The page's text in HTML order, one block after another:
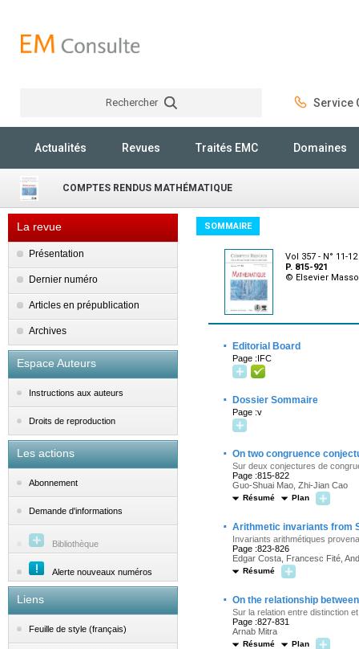
Rechercher Service
Actualités Revues Traités EMC Domaines
COMPTES RENDUS MATHÉMATIQUE
La revue
Présentation
Dernier numéro
Articles en prépublication
Archives
Espace Auteurs
Instructions aux auteurs
Droits de reproduction
Les actions
Abonnement
Demande d'informations
Bibliothèque
Alerte nouveaux numéros
Liens
Feuille de style (français)
SOMMAIRE
Vol 357 - N° 11-
P. 815-921
© Elsevier
· Editorial Board
Page :IFC
· Dossier Sommaire
Page :v
· On two congruence
Sur deux conjectures de
Page :815-822
Guo-Shuai Mao, Zhi-Jian Cao
Résumé Plan
· Arithmetic invariants from
Invariants arithmétiques
Page :823-826
Edgar Costa, Francesc Fité,
Résumé
· On the relationship
Sur la relation entre distinction
Page :827-831
Arnab Mitra
Résumé Plan